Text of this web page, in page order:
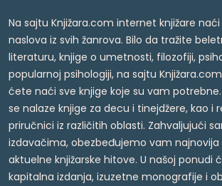
Na sajtu Knjižara.com internet knjižare
naslova iz svih žanrova. Bilo da tražite
literaturu, knjige o umetnosti, filozofiji,
popularnoj psihologiji, na sajtu
ćete naći sve knjige koje su vam
se nalaze knjige za decu i tinejdžere, kao i
priručnici iz različitih oblasti. Zahvaljujući
izdavačima, obezbeđujemo vam najnovija
aktuelne knjižarske hitove. U našoj ponudi
kapitalna izdanja, izuzetne monografije i